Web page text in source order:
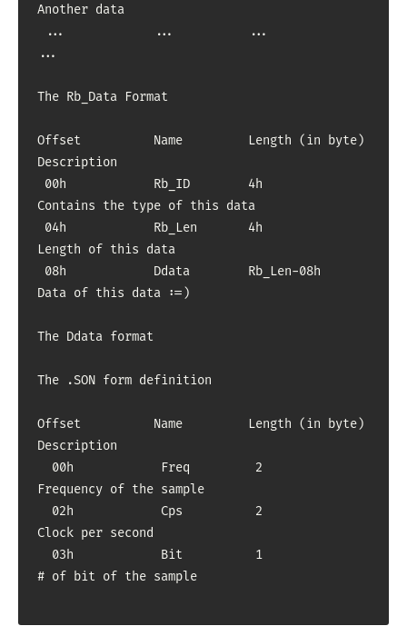
Another data
...
The Rb_Data Format
Offset          Name         Length (in byte)
Description
Contains the type of this data
Length of this data
Data of this data :=)
The Ddata format
The .SON form definition
Offset          Name         Length (in byte)
Description
Frequency of the sample
Clock per second
# of bit of the sample